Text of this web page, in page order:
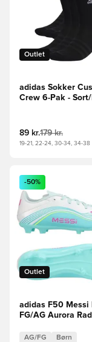
Outlet
adidas Sokker
Crew 6-Pak - Sort/
89 kr.179 kr.
19-21, 22-24, 30-34, 34-38
Åbner en Modal
Outlet
-50%
adidas F50 Messi
FG/AG Aurora
AG/FG Børn